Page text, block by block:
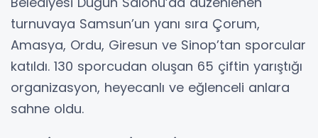
turnuvaya Samsun’un yanı sıra Çorum,
Amasya, Ordu, Giresun ve Sinop’tan sporcular
katıldı. 130 sporcudan oluşan 65 çiftin yarıştığı
organizasyon, heyecanlı ve eğlenceli anlara
sahne oldu.